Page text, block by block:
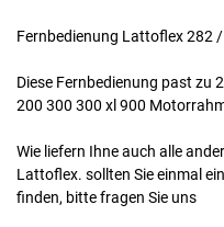
Fernbedienung Lattoflex 282
Diese Fernbedienung past zu
200 300 300 xl 900
Wie liefern Ihne auch alle
Lattoflex. sollten Sie einmal
finden, bitte fragen Sie uns